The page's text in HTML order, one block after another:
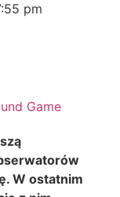
pm
W ostatnim